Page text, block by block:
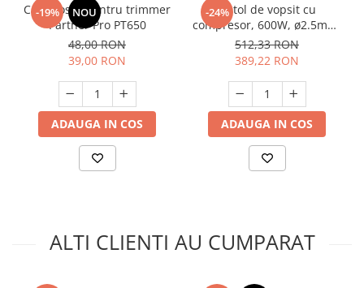
-19% NOU
Cap mosor pentru trimmer
Partner Pro PT650
48,00 RON
39,00 RON
ADAUGA IN COS
-24%Pistol de vopsit cu
compresor, 600W, ø2.5mm,
900ml, Raider RD-SGC06
512,33 RON
389,22 RON
ADAUGA IN COS
ALTI CLIENTI AU CUMPARAT